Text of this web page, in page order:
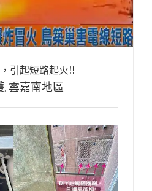
引起短路起火!!
, 雲嘉南地區